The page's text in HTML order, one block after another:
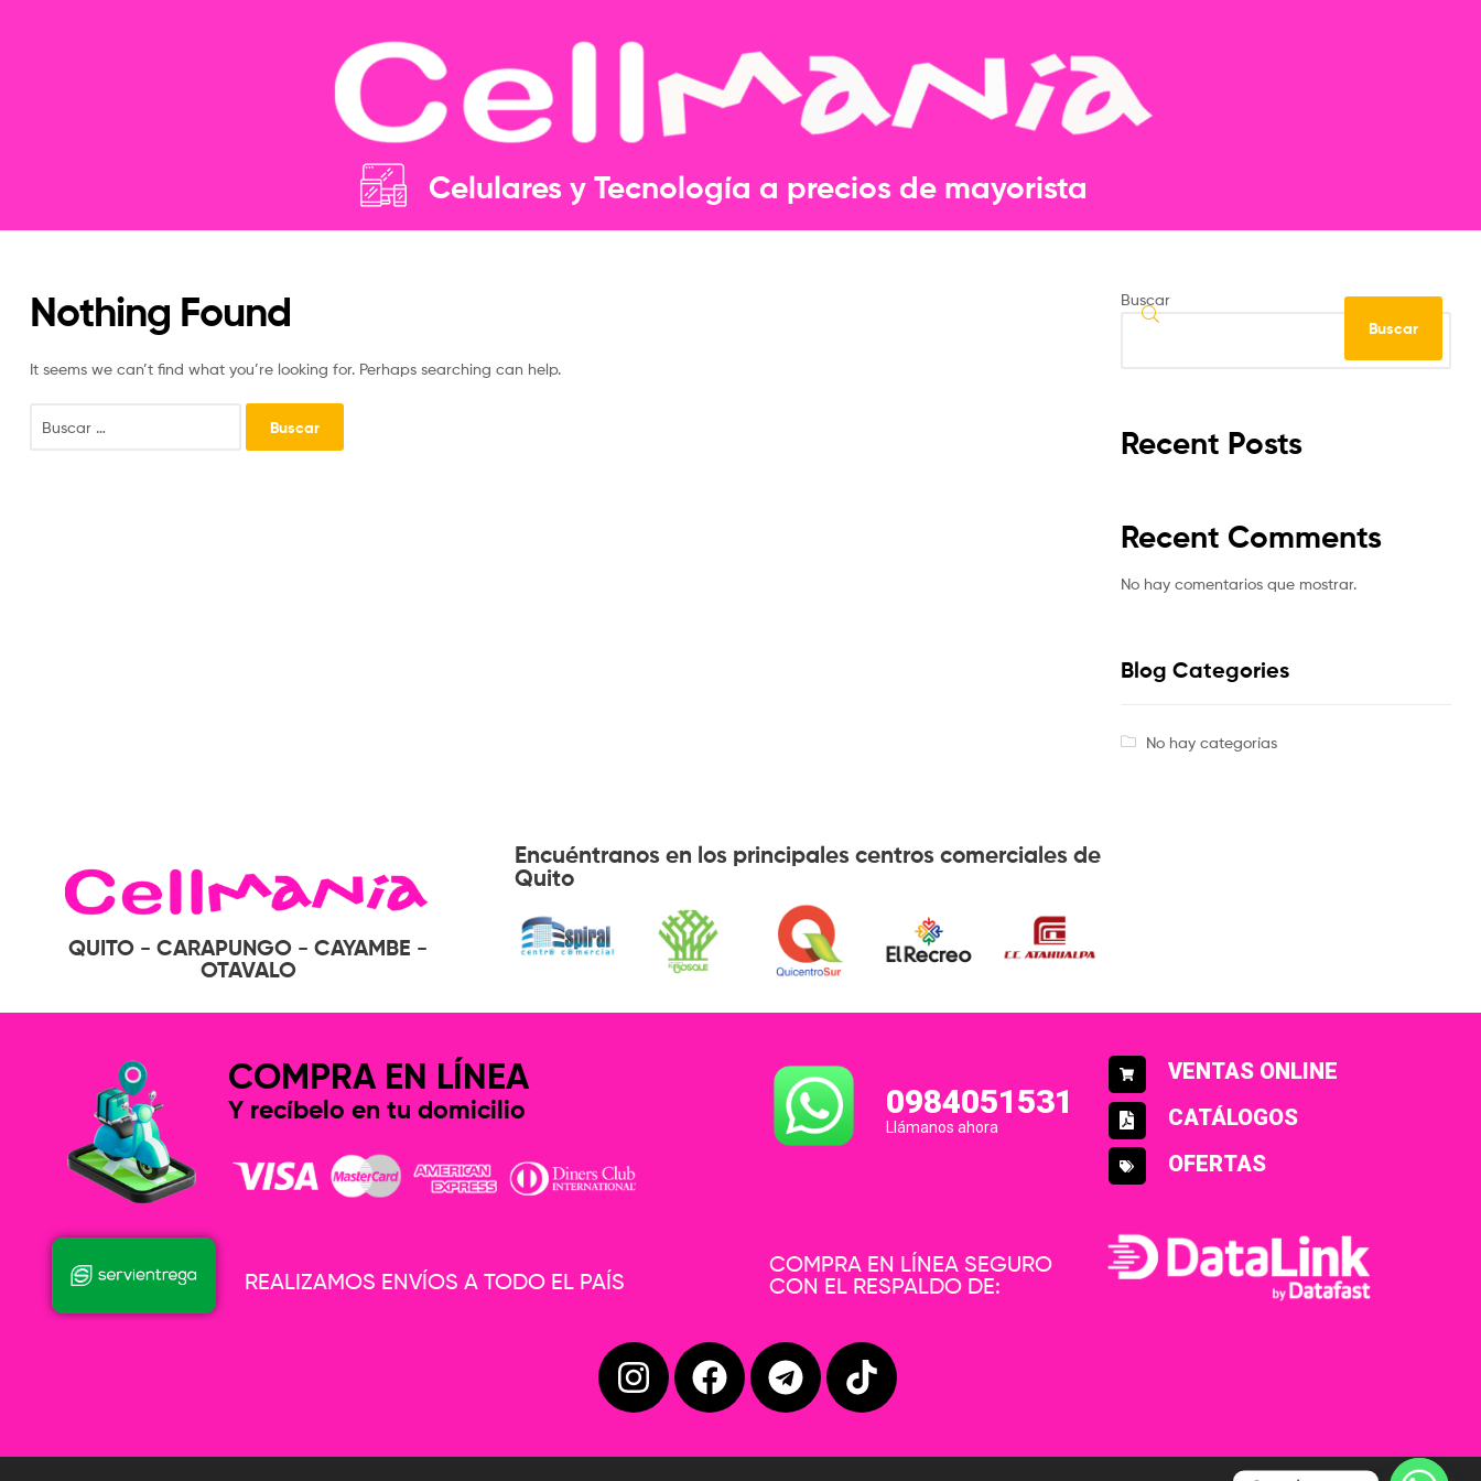
Celulares y Tecnología a precios de mayorista​​
Nothing Found
It seems we can’t find what you’re looking for. Perhaps searching can help.
Buscar
Buscar
Recent Posts
Recent Comments
No hay comentarios que mostrar.
Blog Categories
No hay categorías
QUITO - CARAPUNGO - CAYAMBE -
OTAVALO
Encuéntranos en los principales centros comerciales de
Quito
COMPRA EN LÍNEA
Y recíbelo en tu domicilio
REALIZAMOS ENVÍOS A TODO EL PAÍS
0984051531
Llámanos ahora
VENTAS ONLINE
CATÁLOGOS
OFERTAS
COMPRA EN LÍNEA SEGURO
CON EL RESPALDO DE: